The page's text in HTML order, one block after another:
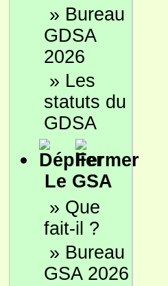
» Bureau
GDSA
2026
» Les
statuts du
GDSA
Le GSA
» Que
fait-il ?
» Bureau
GSA 2026